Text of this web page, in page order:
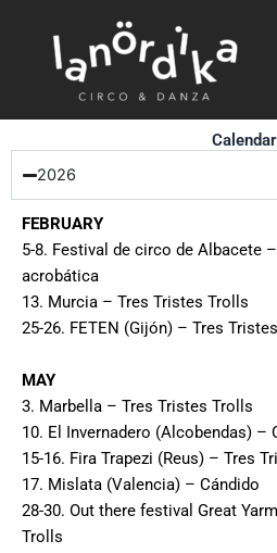
content
Calendar
2026
FEBRUARY
5-8. Festival de circo de Albacete
acrobática
13. Murcia – Tres Tristes Trolls
25-26. FETEN (Gijón) – Tres
MAY
3. Marbella – Tres Tristes Trolls
10. El Invernadero (Alcobendas) –
15-16. Fira Trapezi (Reus) – Tres
17. Mislata (Valencia) – Cándido
28-30. Out there festival Great
Trolls